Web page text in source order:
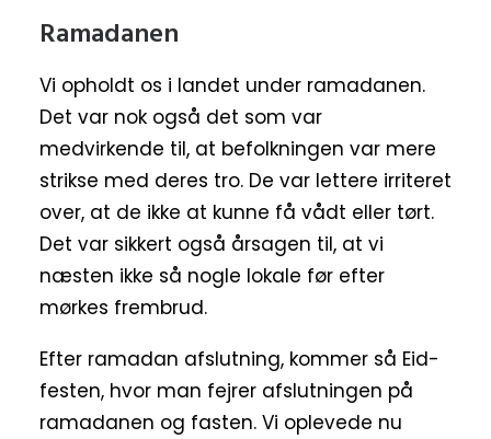
Ramadanen
Vi opholdt os i landet under ramadanen.
Det var nok også det som var
medvirkende til, at befolkningen var mere
strikse med deres tro. De var lettere irriteret
over, at de ikke at kunne få vådt eller tørt.
Det var sikkert også årsagen til, at vi
næsten ikke så nogle lokale før efter
mørkes frembrud.
Efter ramadan afslutning, kommer så Eid-
festen, hvor man fejrer afslutningen på
ramadanen og fasten. Vi oplevede nu